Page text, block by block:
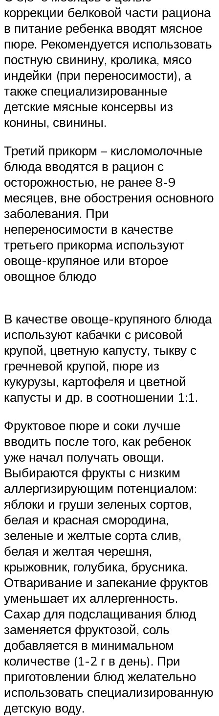
коррекции белковой части рациона
в питание ребенка вводят мясное
пюре. Рекомендуется использовать
постную свинину, кролика, мясо
индейки (при переносимости), а
также специализированные
детские мясные консервы из
конины, свинины.
Третий прикорм – кисломолочные
блюда вводятся в рацион с
осторожностью, не ранее 8-9
месяцев, вне обострения основного
заболевания. При
непереносимости в качестве
третьего прикорма используют
овоще-крупяное или второе
овощное блюдо
В качестве овоще-крупяного блюда
используют кабачки с рисовой
крупой, цветную капусту, тыкву с
гречневой крупой, пюре из
кукурузы, картофеля и цветной
капусты и др. в соотношении 1:1.
Фруктовое пюре и соки лучше
вводить после того, как ребенок
уже начал получать овощи.
Выбираются фрукты с низким
аллергизирующим потенциалом:
яблоки и груши зеленых сортов,
белая и красная смородина,
зеленые и желтые сорта слив,
белая и желтая черешня,
крыжовник, голубика, брусника.
Отваривание и запекание фруктов
уменьшает их аллергенность.
Сахар для подслащивания блюд
заменяется фруктозой, соль
добавляется в минимальном
количестве (1-2 г в день). При
приготовлении блюд желательно
использовать специализированную
детскую воду.